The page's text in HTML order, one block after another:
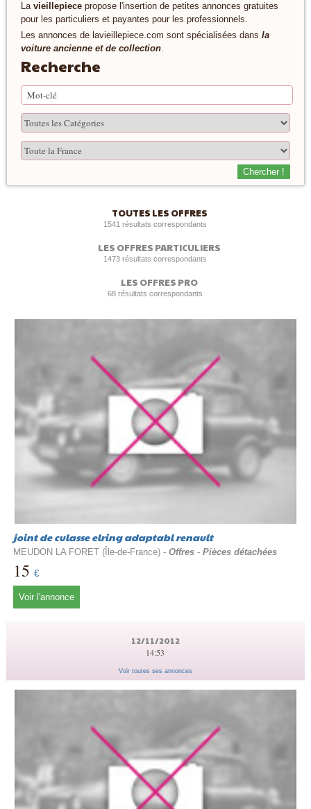
La vieillepiecepropose l'insertion de petites annonces gratuites
pour les particuliers et payantes pour les professionnels.
Les annonces de lavieillepiece.com sont spécialisées dans la
voiture ancienne et de collection.
Recherche
Chercher !
TOUTES LES OFFRES
1541 résultats correspondants
LES OFFRES PARTICULIERS
1473 résultats correspondants
LES OFFRES PRO
68 résultats correspondants
joint de culasse elring adaptabl renault
MEUDON LA FORET (Île-de-France) - Offres- Pièces détachées
15 €
Voir l'annonce
12/11/2012
14:53
Voir toutes ses annonces